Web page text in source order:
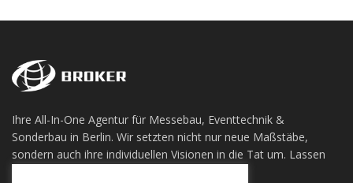
Ihre All-In-One Agentur für Messebau, Eventtechnik &
Sonderbau in Berlin. Wir setzten nicht nur neue Maßstäbe,
sondern auch ihre individuellen Visionen in die Tat um. Lassen